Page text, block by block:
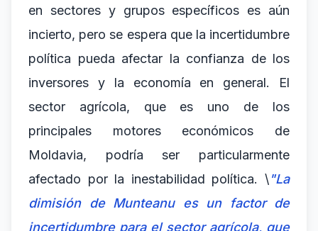
en sectores y grupos específicos es aún
incierto, pero se espera que la incertidumbre
política pueda afectar la confianza de los
inversores y la economía en general. El
sector agrícola, que es uno de los
principales motores económicos de
Moldavia, podría ser particularmente
afectado por la inestabilidad política. \"La
dimisión de Munteanu es un factor de
incertidumbre para el sector agrícola, que